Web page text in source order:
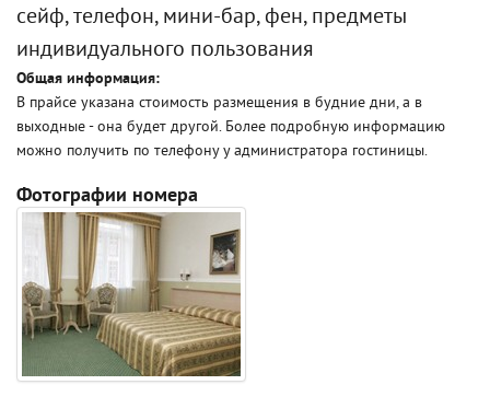
сейф, телефон, мини-бар, фен, предметы
индивидуального пользования
Общая информация:
В прайсе указана стоимость размещения в будние дни, а в
выходные - она будет другой. Более подробную информацию
можно получить по телефону у администратора гостиницы.
Фотографии номера